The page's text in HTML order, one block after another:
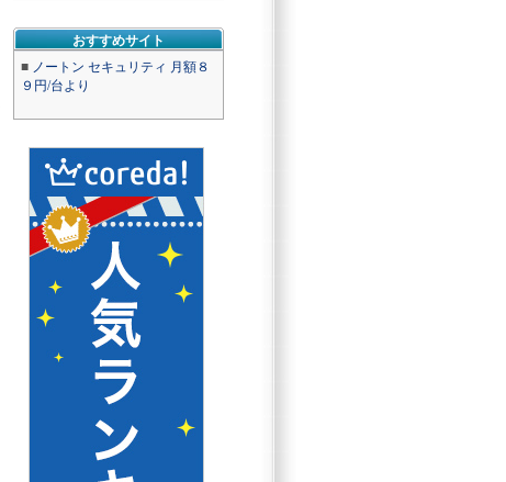
おすすめサイト
■ ノートン セキュリティ 月額８
９円/台より